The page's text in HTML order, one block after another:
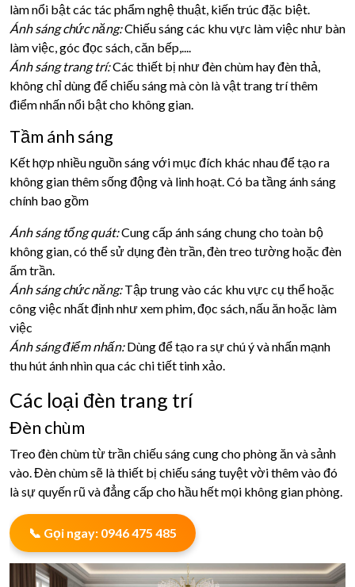
làm nổi bật các tác phẩm nghệ thuật, kiến trúc đặc biệt.
Ánh sáng chức năng:Chiếu sáng các khu vực làm việc như bàn
làm việc, góc đọc sách, căn bếp,....
Ánh sáng trang trí:Các thiết bị như đèn chùm hay đèn thả,
không chỉ dùng để chiếu sáng mà còn là vật trang trí thêm
điểm nhấn nổi bật cho không gian.
Tầm ánh sáng
Kết hợp nhiều nguồn sáng với mục đích khác nhau để tạo ra
không gian thêm sống động và linh hoạt. Có ba tầng ánh sáng
chính bao gồm
Ánh sáng tổng quát:Cung cấp ánh sáng chung cho toàn bộ
không gian, có thể sử dụng đèn trần, đèn treo tường hoặc đèn
ấm trần.
Ánh sáng chức năng:Tập trung vào các khu vực cụ thể hoặc
công việc nhất định như xem phim, đọc sách, nấu ăn hoặc làm
việc
Ánh sáng điểm nhấn:Dùng để tạo ra sự chú ý và nhấn mạnh
thu hút ánh nhìn qua các chi tiết tinh xảo.
Các loại đèn trang trí
Đèn chùm
Treo đèn chùm từ trần chiếu sáng cung cho phòng ăn và sảnh
vào. Đèn chùm sẽ là thiết bị chiếu sáng tuyệt vời thêm vào đó
là sự quyến rũ và đẳng cấp cho hầu hết mọi không gian phòng.
📞 Gọi ngay: 0946 475 485